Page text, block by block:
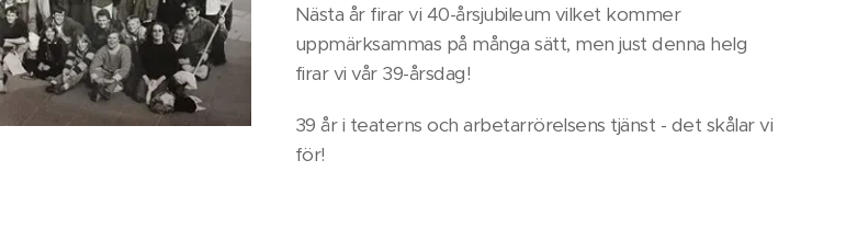
Nästa år firar vi 40-årsjubileum vilket kommer
uppmärksammas på många sätt, men just denna helg
firar vi vår 39-årsdag!
39 år i teaterns och arbetarrörelsens tjänst - det skålar vi
för!